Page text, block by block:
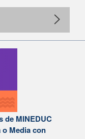
de MINEDUC
Media con